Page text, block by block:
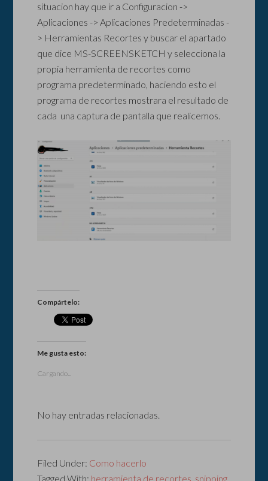
situacion hay que ir a Configuracion ->
Aplicaciones -> Aplicaciones Predeterminadas -
> Herramientas Recortes y buscar el apartado
que dice MS-SCREENSKETCH y selecciona la
propia herramienta de recortes como
programa predeterminado, haciendo esto el
programa de recortes mostrara el resultado de
cada una captura de pantalla que realicemos.
Compártelo:
Me gusta esto:
Cargando...
No hay entradas relacionadas.
Filed Under: Como hacerlo
Tagged With: herramienta de recortes snipping